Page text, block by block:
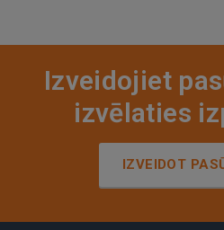
Izveidojiet
izvēlaties
IZVEIDOT